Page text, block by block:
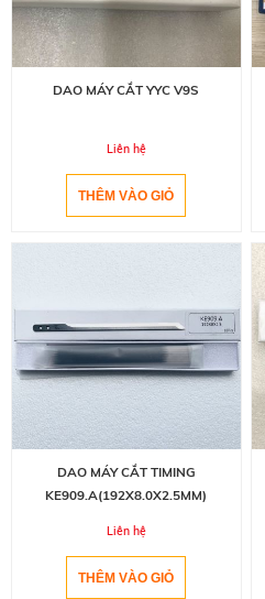
DAO MÁY CẮT YYC V9S
Liên hệ
DAO MÁY CẮT TIMING
KE909.A(192X8.0X2.5MM)
Liên hệ